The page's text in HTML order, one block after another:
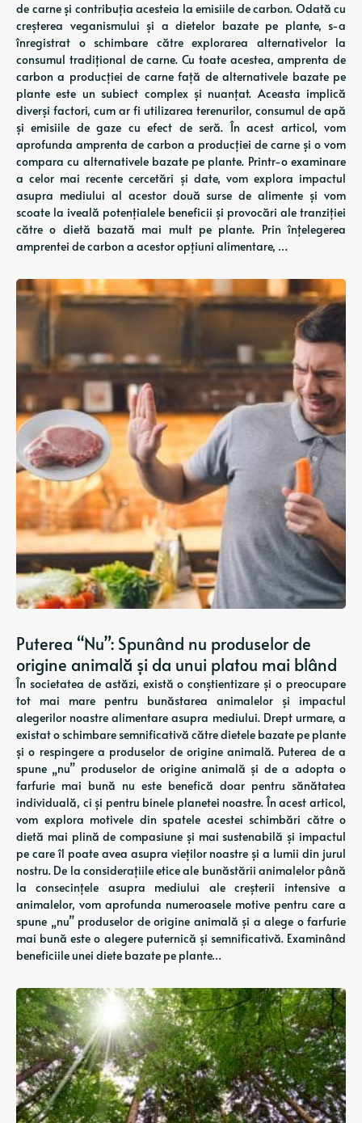
de carne și contribuția acesteia la emisiile de carbon. Odată cu
creșterea veganismului și a dietelor bazate pe plante, s-a
înregistrat o schimbare către explorarea alternativelor la
consumul tradițional de carne. Cu toate acestea, amprenta de
carbon a producției de carne față de alternativele bazate pe
plante este un subiect complex și nuanțat. Aceasta implică
diverși factori, cum ar fi utilizarea terenurilor, consumul de apă
și emisiile de gaze cu efect de seră. În acest articol, vom
aprofunda amprenta de carbon a producției de carne și o vom
compara cu alternativele bazate pe plante. Printr-o examinare
a celor mai recente cercetări și date, vom explora impactul
asupra mediului al acestor două surse de alimente și vom
scoate la iveală potențialele beneficii și provocări ale tranziției
către o dietă bazată mai mult pe plante. Prin înțelegerea
amprentei de carbon a acestor opțiuni alimentare, …
Puterea “Nu”: Spunând nu produselor de
origine animală și da unui platou mai blând
În societatea de astăzi, există o conștientizare și o preocupare
tot mai mare pentru bunăstarea animalelor și impactul
alegerilor noastre alimentare asupra mediului. Drept urmare, a
existat o schimbare semnificativă către dietele bazate pe plante
și o respingere a produselor de origine animală. Puterea de a
spune „nu” produselor de origine animală și de a adopta o
farfurie mai bună nu este benefică doar pentru sănătatea
individuală, ci și pentru binele planetei noastre. În acest articol,
vom explora motivele din spatele acestei schimbări către o
dietă mai plină de compasiune și mai sustenabilă și impactul
pe care îl poate avea asupra vieților noastre și a lumii din jurul
nostru. De la considerațiile etice ale bunăstării animalelor până
la consecințele asupra mediului ale creșterii intensive a
animalelor, vom aprofunda numeroasele motive pentru care a
spune „nu” produselor de origine animală și a alege o farfurie
mai bună este o alegere puternică și semnificativă. Examinând
beneficiile unei diete bazate pe plante…